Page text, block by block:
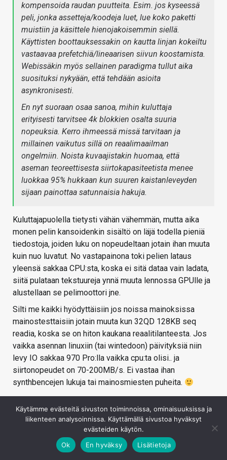
kompensoida raudan puutteita. Esim. jos kyseessä
peli, jonka assetteja/koodeja luet, lue koko paketti
muistiin ja käsittele hienojakoisemmin siellä.
Käyttisten boottauksessakin on kautta linjan kokeiltu
vastaavaa prefetchiä/lineaarisen siivun koostamista.
Webissäkin myös sellainen paradigma tullut aika
suosituksi nykyään, että tehdään asioita
asynkronisesti.
En nyt suoraan osaa sanoa, mihin kuluttaja
erityisesti tarvitsee 4k blokkien osalta suuria
nopeuksia. Kerro ihmeessä missä tarvitaan ja
millainen vaikutus sillä on reaalimaailman
ongelmiin. Noista kuvaajistakin huomaa, että
aseman teoreettisesta siirtokapasiteetista menee
luokkaa 95% hukkaan kun suuren kaistanleveyden
sijaan painottaa satunnaisia hakuja.
Kuluttajapuolella tietysti vähän vähemmän, mutta aika
monen pelin kansoidenkin sisältö on läjä todella pieniä
tiedostoja, joiden luku on nopeudeltaan jotain ihan muuta
kuin nuo luvatut. No vastapainona toki pelien lataus
yleensä sakkaa CPU:sta, koska ei sitä dataa vain ladata,
siitä pulataan tekstuureja ynnä muuta lennossa GPUlle ja
alustellaan se pelimoottori jne.
Silti me kaikki hyödyttäisiin jos noissa mainoksissa
mainostesttaisiin jotain muuta kun 32QD 128KB seq
readia, koska se on hiton kaukana reaalitilanteesta. Jos
vaikka asennan linuxiin (tai wintedoon) päivityksiä niin
levy IO sakkaa 970 Pro:lla vaikka cpu:ta olisi.. ja
siirtonopeudet on 70-200MB/s. Ei vastaa ihan
synthbencejen lukuja tai mainosmiesten puheita.
Käytämme evästeitä sivuston toiminnoissa, ominaisuuksissa ja
liikenteen analysoinnissa. Käyttämällä sivustoa hyväksyt
evästeiden käytön.
Ok
En hyväksy Lisätietoja